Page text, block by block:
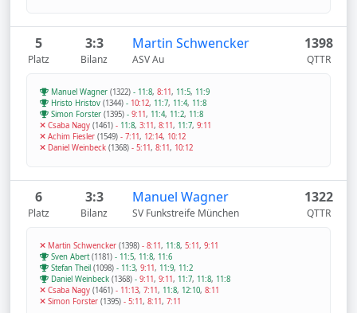
5
Platz
3:3
Bilanz
Martin Schwencker
ASV Au
1398
QTTR
Manuel Wagner (1322) - 11:8, 8:11, 11:5, 11:9
Hristo Hristov (1344) - 10:12, 11:7, 11:4, 11:8
Simon Forster (1395) - 9:11, 11:4, 11:2, 11:8
Csaba Nagy (1461) - 11:8, 3:11, 8:11, 11:7, 9:11
Achim Fiesler (1549) - 7:11, 12:14, 10:12
Daniel Weinbeck (1368) - 5:11, 8:11, 10:12
6
Platz
3:3
Bilanz
Manuel Wagner
SV Funkstreife München
1322
QTTR
Martin Schwencker (1398) - 8:11, 11:8, 5:11, 9:11
Sven Abert(1181) - 11:5, 11:8, 11:6
Stefan Theil (1098) - 11:3, 9:11, 11:9, 11:2
Daniel Weinbeck (1368) - 9:11, 9:11, 11:7, 11:8, 11:8
Csaba Nagy (1461) - 11:13, 7:11, 11:8, 12:10, 8:11
Simon Forster (1395) - 5:11, 8:11, 7:11